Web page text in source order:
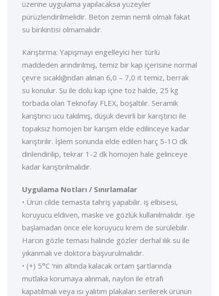
üzerine uygulama yapılacaksa yüzeyler
pürüzlendirilmelidir. Beton zemin nemli olmalı fakat
su birikintisi olmamalıdır.
Karıştırma: Yapışmayı engelleyici her türlü
maddeden arındırılmış, temiz bir kap içerisine normal
çevre sıcaklığından alınan 6,0 – 7,0 it temiz, berrak
su konulur. Su ile dolu kap içine toz halde, 25 kg
torbada olan Teknofay FLEX, boşaltılır. Seramik
karıştırıcı ucu takılmış, düşük devirli bir karıştırıcı ile
topaksız homojen bir karışım elde edilinceye kadar
karıştırılır. İşlem sonunda elde edilen harç 5-1O dk
dinlendirilip, tekrar 1-2 dk homojen hale gelinceye
kadar karıştırılmalıdır.
Uygulama Notları / Sınırlamalar
• Ürün cilde temasta tahriş yapabilir. iş elbisesi,
koruyucu eldiven, maske ve gözlük kullanılmalıdır. işe
başlamadan önce ele koruyucu krem de sürülebilir.
Harcın gözle teması halinde gözler derhal ılık su ile
yıkanmalı ve doktora başvurulmalıdır.
• (+) 5°C ‘nin altında kalacak ortam şartlarında
mutlaka korumaya alınmalı, naylon ile etrafı
kapatılmalı veya ısı yalıtım plakaları serilerek ürünün